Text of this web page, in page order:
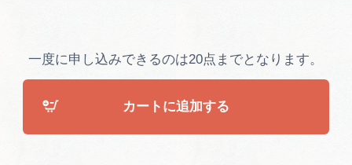
一度に申し込みできるのは20点までとなります。
カートに追加する